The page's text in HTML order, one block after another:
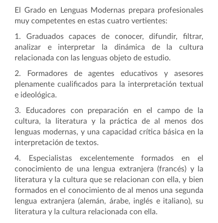
El Grado en Lenguas Modernas prepara profesionales
muy competentes en estas cuatro vertientes:
1. Graduados capaces de conocer, difundir, filtrar,
analizar e interpretar la dinámica de la cultura
relacionada con las lenguas objeto de estudio.
2. Formadores de agentes educativos y asesores
plenamente cualificados para la interpretación textual
e ideológica.
3. Educadores con preparación en el campo de la
cultura, la literatura y la práctica de al menos dos
lenguas modernas, y una capacidad crítica básica en la
interpretación de textos.
4. Especialistas excelentemente formados en el
conocimiento de una lengua extranjera (francés) y la
literatura y la cultura que se relacionan con ella, y bien
formados en el conocimiento de al menos una segunda
lengua extranjera (alemán, árabe, inglés e italiano), su
literatura y la cultura relacionada con ella.